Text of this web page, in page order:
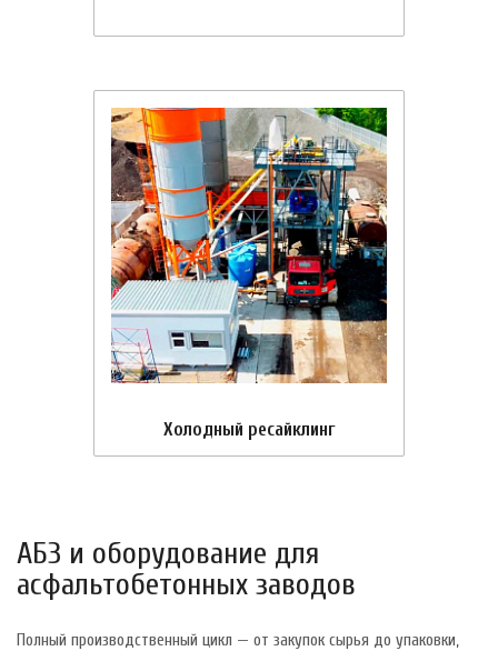
Холодный ресайклинг
АБЗ и оборудование для
асфальтобетонных заводов
Полный производственный цикл — от закупок сырья до упаковки,